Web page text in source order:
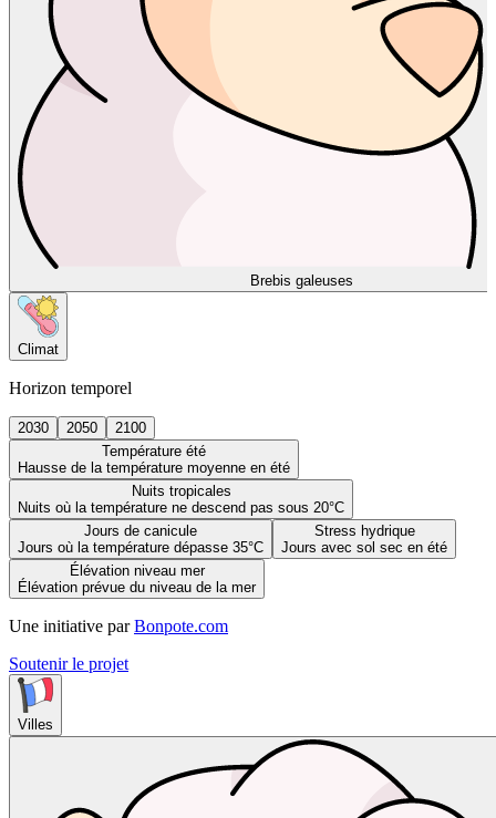
Brebis galeuses
Climat
Horizon temporel
2030 2050
2100
Température été
Hausse de la température moyenne en été
Nuits tropicales
Nuits où la température ne descend pas sous 20°C
Jours de canicule
Jours où la température dépasse 35°C
Stress hydrique
Jours avec sol sec en été
Élévation niveau mer
Élévation prévue du niveau de la mer
Une initiative par Bonpote.com
Soutenir le projet
Villes